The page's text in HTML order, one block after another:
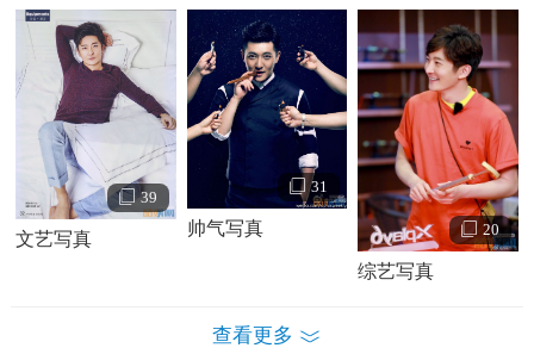
郭京飞个人资料郭京飞家庭背景
郭京飞的父亲希望他可以像自己一样，做一个翱翔蓝天的飞
行员。加上他生在北京，长在北京，于是给他起名郭京飞。
郭京飞在闲暇之余喜欢弹弹吉他唱唱歌，喜欢画色彩浓烈的
39
文艺写真
31
帅气写真 20
综艺写真
查看更多